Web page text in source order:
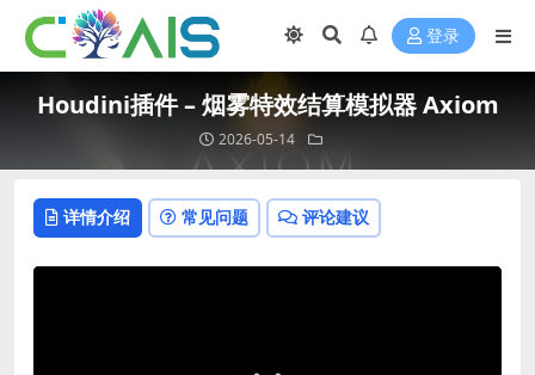
登录
Houdini插件 – 烟雾特效结算模拟器 Axiom
2026-05-14
详情介绍 常见问题 评论建议